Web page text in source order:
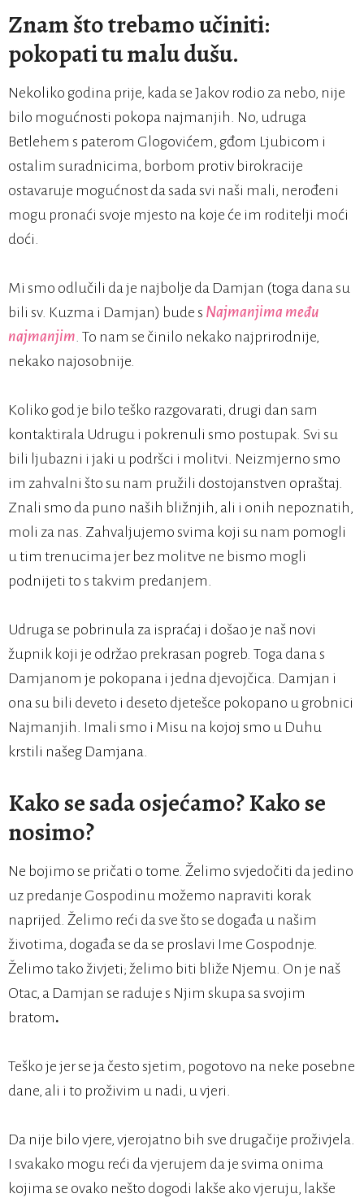
Znam što trebamo učiniti:
pokopati tu malu dušu.
Nekoliko godina prije, kada se Jakov rodio za nebo, nije
bilo mogućnosti pokopa najmanjih. No, udruga
Betlehem s paterom Glogovićem, gđom Ljubicom i
ostalim suradnicima, borbom protiv birokracije
ostavaruje mogućnost da sada svi naši mali, nerođeni
mogu pronaći svoje mjesto na koje će im roditelji moći
doći.
Mi smo odlučili da je najbolje da Damjan (toga dana su
bili sv. Kuzma i Damjan) bude s Najmanjima među
najmanjim. To nam se činilo nekako najprirodnije,
nekako najosobnije.
Koliko god je bilo teško razgovarati, drugi dan sam
kontaktirala Udrugu i pokrenuli smo postupak. Svi su
bili ljubazni i jaki u podršci i molitvi. Neizmjerno smo
im zahvalni što su nam pružili dostojanstven opraštaj.
Znali smo da puno naših bližnjih, ali i onih nepoznatih,
moli za nas. Zahvaljujemo svima koji su nam pomogli
u tim trenucima jer bez molitve ne bismo mogli
podnijeti to s takvim predanjem.
Udruga se pobrinula za ispraćaj i došao je naš novi
župnik koji je održao prekrasan pogreb. Toga dana s
Damjanom je pokopana i jedna djevojčica. Damjan i
ona su bili deveto i deseto djetešce pokopano u grobnici
Najmanjih. Imali smo i Misu na kojoj smo u Duhu
krstili našeg Damjana.
Kako se sada osjećamo? Kako se
nosimo?
Ne bojimo se pričati o tome. Želimo svjedočiti da jedino
uz predanje Gospodinu možemo napraviti korak
naprijed. Želimo reći da sve što se događa u našim
životima, događa se da se proslavi Ime Gospodnje.
Želimo tako živjeti; želimo biti bliže Njemu. On je naš
Otac, a Damjan se raduje s Njim skupa sa svojim
bratom.
Teško je jer se ja često sjetim, pogotovo na neke posebne
dane, ali i to proživim u nadi, u vjeri.
Da nije bilo vjere, vjerojatno bih sve drugačije proživjela.
I svakako mogu reći da vjerujem da je svima onima
kojima se ovako nešto dogodi lakše ako vjeruju, lakše